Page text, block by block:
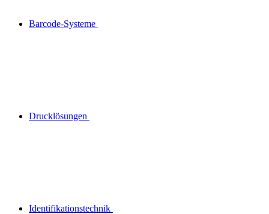
Barcode-Systeme
Drucklösungen
Identifikationstechnik